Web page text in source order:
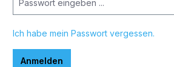
Ich habe mein Passwort vergessen.
Anmelden